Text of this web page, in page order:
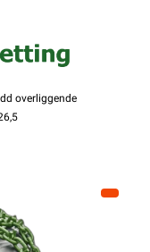
overliggende